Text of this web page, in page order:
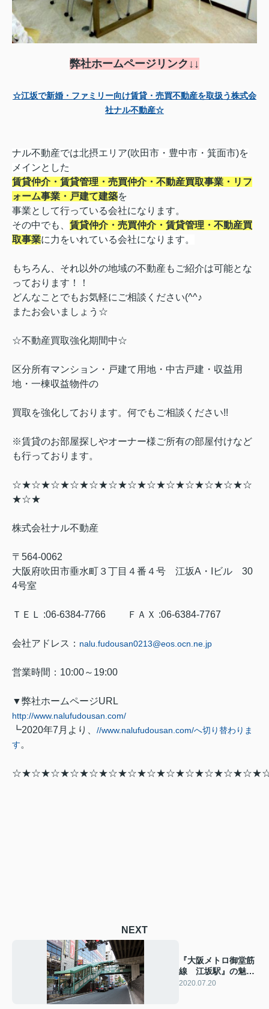
弊社ホームページリンク↓↓
☆江坂で新婚・ファミリー向け賃貸・売買不動産を取扱う株式会
社ナル不動産☆
ナル不動産では北摂エリア(吹田市・豊中市・箕面市)を
メインとした
賃貸仲介・賃貸管理・売買仲介・不動産買取事業・リフ
ォーム事業・戸建て建築を
事業として行っている会社になります。
その中でも、 賃貸仲介・売買仲介・賃貸管理・不動産買
取事業に力をいれている会社になります。
もちろん、それ以外の地域の不動産もご紹介は可能とな
っております！！
どんなことでもお気軽にご相談ください(^^♪
またお会いましょう☆
☆不動産買取強化期間中☆
区分所有マンション・戸建て用地・中古戸建・収益用
地・一棟収益物件の
買取を強化しております。何でもご相談ください!!
※賃貸のお部屋探しやオーナー様ご所有の部屋付けなど
も行っております。
☆★☆★☆★☆★☆★☆★☆★☆★☆★☆★☆★☆★☆
★☆★
株式会社ナル不動産
〒 564-0062
大阪府吹田市垂水町３丁目４番４号 江坂A ・ ビル 30
4号室
ＴＥＬ :06-6384-7766 ＦＡＸ :06-6384-7767
会社アドレス： nalu.fudousan0213@eos.ocn.ne.jp
営業時間： 10:00～ 19:00
▼弊社ホームページURL
http://www.nalufudousan.com/
┗2020年7 月より、 //www.nalufudousan.com/へ切り替わりま
す。
NEXT
『大阪メトロ御堂筋
線 江坂駅』の魅
力！！
2020.07.20